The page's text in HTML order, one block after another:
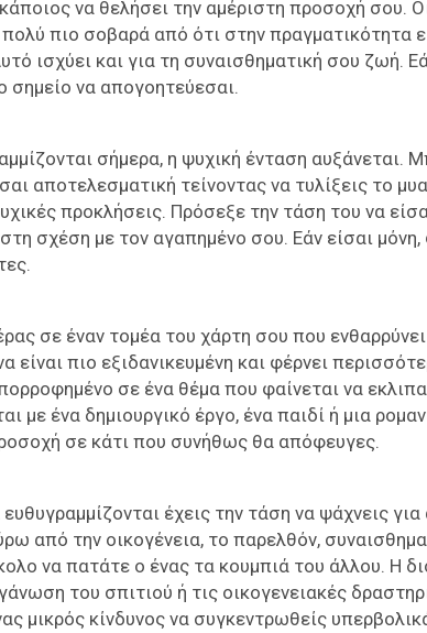
να θελήσει την αμέριστη προσοχή σου.
πιο σοβαρά από ότι στην πραγματικότητα
ισχύει και για τη συναισθηματική σου ζωή.
σημείο να απογοητεύεσαι.
σήμερα, η ψυχική ένταση αυξάνεται.
αποτελεσματική τείνοντας να τυλίξεις το
προκλήσεις. Πρόσεξε την τάση του να
σχέση με τον αγαπημένο σου. Εάν είσαι μόνη,
σε έναν τομέα του χάρτη σου που
πιο εξιδανικευμένη και φέρνει
σε ένα θέμα που φαίνεται να
με ένα δημιουργικό έργο, ένα παιδί ή μια
σε κάτι που συνήθως θα απόφευγες.
έχεις την τάση να ψάχνεις
από την οικογένεια, το παρελθόν,
να πατάτε ο ένας τα κουμπιά του άλλου. Η
του σπιτιού ή τις οικογενειακές
μικρός κίνδυνος να συγκεντρωθείς